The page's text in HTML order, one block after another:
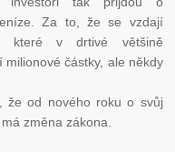
Za to, že se vzdají
které v drtivé většině
částky, ale někdy
že od nového roku o svůj
změna zákona.